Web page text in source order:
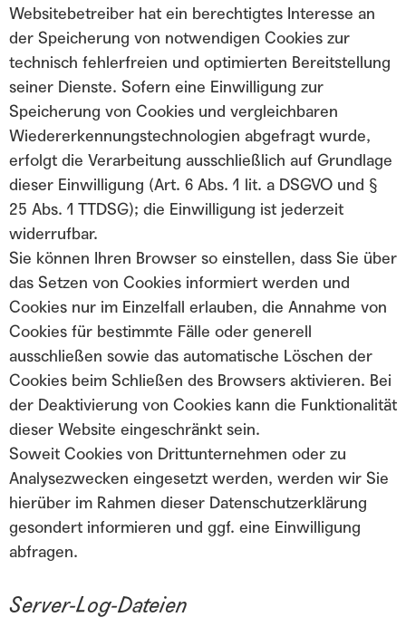
Websitebetreiber hat ein berechtigtes Interesse an
der Speicherung von notwendigen Cookies zur
technisch fehlerfreien und optimierten Bereitstellung
seiner Dienste. Sofern eine Einwilligung zur
Speicherung von Cookies und vergleichbaren
Wiedererkennungstechnologien abgefragt wurde,
erfolgt die Verarbeitung ausschließlich auf Grundlage
dieser Einwilligung (Art. 6 Abs. 1 lit. a DSGVO und §
25 Abs. 1 TTDSG); die Einwilligung ist jederzeit
widerrufbar.
Sie können Ihren Browser so einstellen, dass Sie über
das Setzen von Cookies informiert werden und
Cookies nur im Einzelfall erlauben, die Annahme von
Cookies für bestimmte Fälle oder generell
ausschließen sowie das automatische Löschen der
Cookies beim Schließen des Browsers aktivieren. Bei
der Deaktivierung von Cookies kann die Funktionalität
dieser Website eingeschränkt sein.
Soweit Cookies von Drittunternehmen oder zu
Analysezwecken eingesetzt werden, werden wir Sie
hierüber im Rahmen dieser Datenschutzerklärung
gesondert informieren und ggf. eine Einwilligung
abfragen.
Server-Log-Dateien